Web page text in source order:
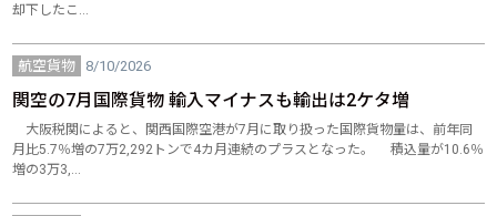
却下したこ…
航空貨物 8/10/2026
関空の7月国際貨物 輸入マイナスも輸出は2ケタ増
大阪税関によると、関西国際空港が7月に取り扱った国際貨物量は、前年同
月比5.7％増の7万2,292トンで4カ月連続のプラスとなった。 積込量が10.6％
増の3万3,…